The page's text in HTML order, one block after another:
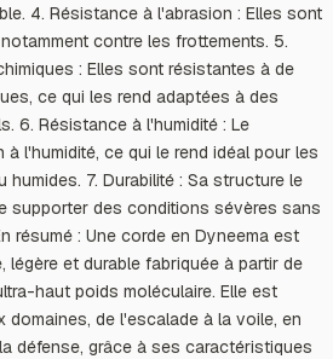
4. Résistance à l'abrasion : Elles sont
contre les frottements. 5.
: Elles sont résistantes à de
ce qui les rend adaptées à des
6. Résistance à l'humidité : Le
l'humidité, ce qui le rend idéal pour les
humides. 7. Durabilité : Sa structure le
supporter des conditions sévères sans
résumé : Une corde en Dyneema est
légère et durable fabriquée à partir de
haut poids moléculaire. Elle est
domaines, de l'escalade à la voile, en
défense, grâce à ses caractéristiques